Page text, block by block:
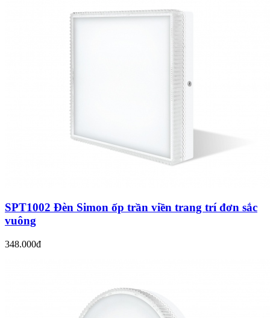
SPT1002 Đèn Simon ốp trần viền trang trí đơn sắc
vuông
348.000đ